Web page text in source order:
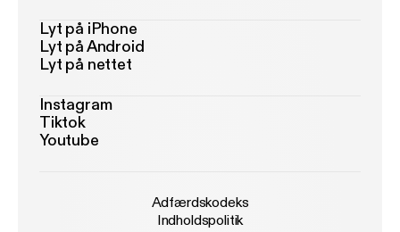
Lyt på iPhone
Lyt på Android
Lyt på nettet
Instagram
Tiktok
Youtube
Adfærdskodeks
Indholdspolitik